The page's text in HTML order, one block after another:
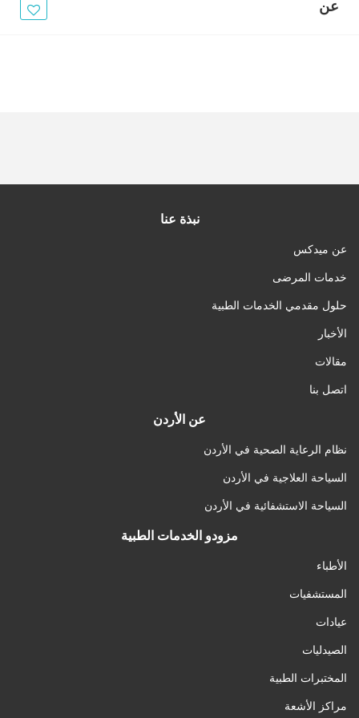
عن
نبذة عنا
عن ميدكس
خدمات المرضى
حلول مقدمي الخدمات الطبية
الأخبار
مقالات
اتصل بنا
عن الأردن
نظام الرعاية الصحية في الأردن
السياحة العلاجية في الأردن
السياحة الاستشفائية في الأردن
مزودو الخدمات الطبية
الأطباء
المستشفيات
عيادات
الصيدليات
المختبرات الطبية
مراكز الأشعة